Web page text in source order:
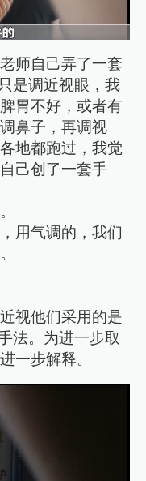
师自己弄了一套
是调近视眼，我
胃不好，或者有
鼻子，再调视
地都跑过，我觉
己创了一套手
用气调的，我们
视他们采用的是
法。为进一步取
一步解释。